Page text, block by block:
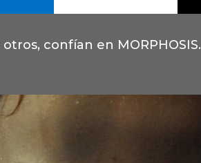
confían en MORPHOSIS.